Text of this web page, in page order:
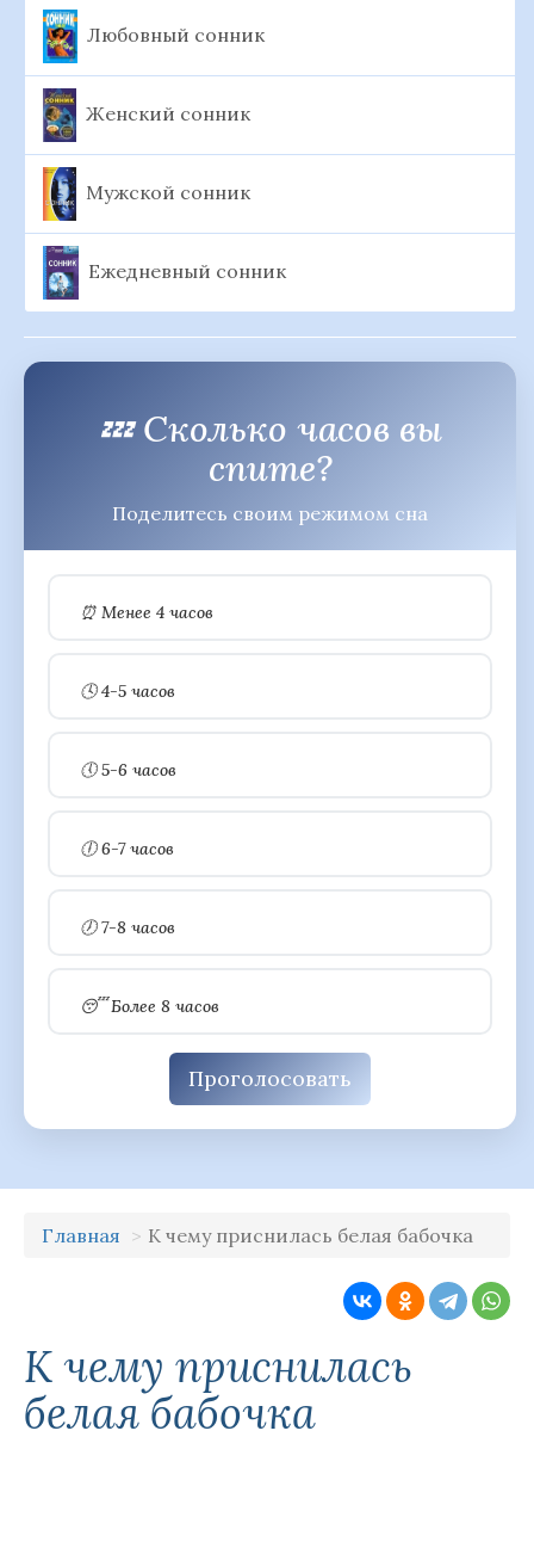
Любовный сонник
Женский сонник
Мужской сонник
Ежедневный сонник
💤 Сколько часов вы
спите?
Поделитесь своим режимом сна
⏰ Менее 4 часов
🕓 4-5 часов
🕔 5-6 часов
🕕 6-7 часов
🕖 7-8 часов
😴 Более 8 часов
Проголосовать
Главная К чему приснилась белая бабочка
К чему приснилась
белая бабочка